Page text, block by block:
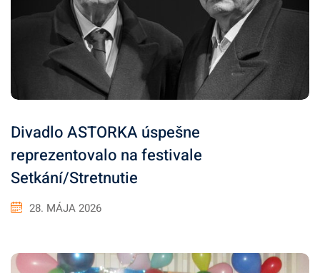
Divadlo ASTORKA úspešne
reprezentovalo na festivale
Setkání/Stretnutie
28. MÁJA 2026